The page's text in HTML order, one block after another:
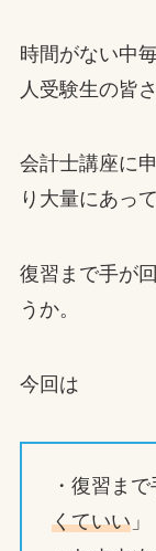
時間がない中
人受験生の皆
会計士講座に
り大量にあって
復習まで手が
うか。
今回は
・復習ま
くていい」